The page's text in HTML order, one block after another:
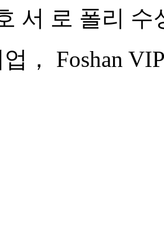
서 로 폴리 수
， Foshan